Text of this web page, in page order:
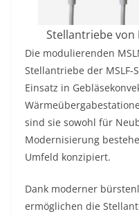
Stellantriebe von
Die modulierenden
Stellantriebe der
Einsatz in
sind sie sowohl für
Modernisierung
Umfeld konzipiert.
Dank moderner
ermöglichen die